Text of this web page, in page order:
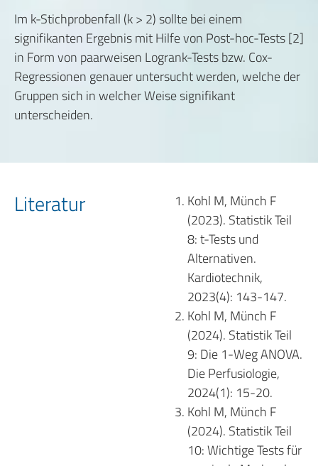
Im k-Stichprobenfall (k > 2) sollte bei einem
signifikanten Ergebnis mit Hilfe von Post-hoc-Tests [2]
in Form von paarweisen Logrank-Tests bzw. Cox-
Regressionen genauer untersucht werden, welche der
Gruppen sich in welcher Weise signifikant
unterscheiden.
Literatur
Kohl M, Münch F
(2023). Statistik Teil
8: t-Tests und
Alternativen.
Kardiotechnik,
2023(4): 143-147.
Kohl M, Münch F
(2024). Statistik Teil
9: Die 1-Weg ANOVA.
Die Perfusiologie,
2024(1): 15-20.
Kohl M, Münch F
(2024). Statistik Teil
10: Wichtige Tests für